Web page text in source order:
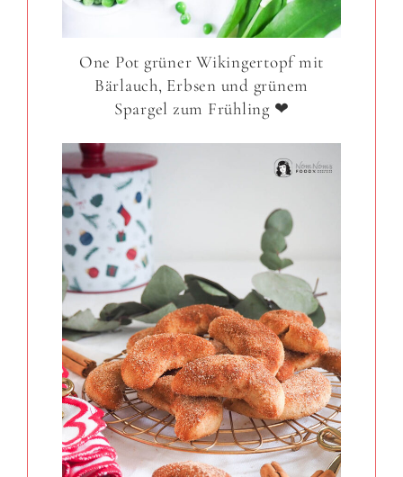
One Pot grüner Wikingertopf mit
Bärlauch, Erbsen und grünem
Spargel zum Frühling ❤